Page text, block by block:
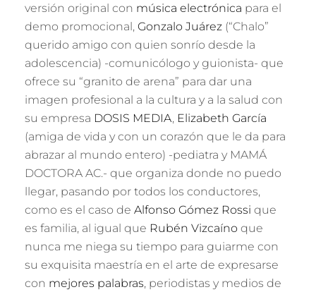
versión original con música electrónica para el
demo promocional, Gonzalo Juárez (“Chalo”
querido amigo con quien sonrío desde la
adolescencia) -comunicólogo y guionista- que
ofrece su “granito de arena” para dar una
imagen profesional a la cultura y a la salud con
su empresa DOSIS MEDIA, Elizabeth García
(amiga de vida y con un corazón que le da para
abrazar al mundo entero) -pediatra y MAMÁ
DOCTORA AC.- que organiza donde no puedo
llegar, pasando por todos los conductores,
como es el caso de Alfonso Gómez Rossi que
es familia, al igual que Rubén Vizcaíno que
nunca me niega su tiempo para guiarme con
su exquisita maestría en el arte de expresarse
con mejores palabras, periodistas y medios de